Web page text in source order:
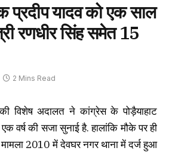
प्रदीप यादव को एक साल
रणधीर सिंह समेत 15
2 Mins Read
विशेष अदालत ने कांग्रेस के पोड़ैयाहाट
वर्ष की सजा सुनाई है. हालांकि मौके पर ही
2010 में देवघर नगर थाना में दर्ज हुआ